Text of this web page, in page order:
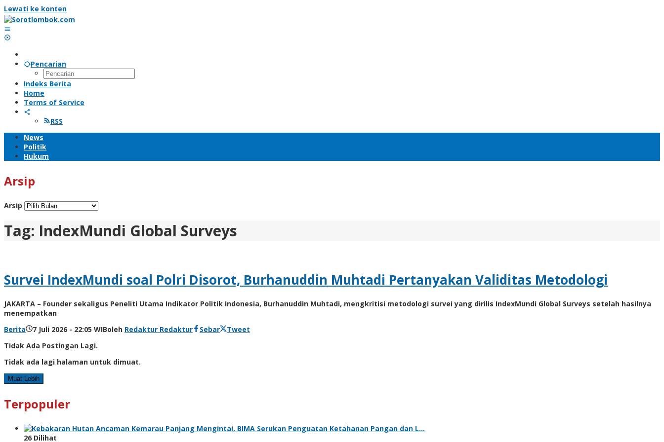
Lewati ke konten
Pencarian
Indeks Berita
Home
Terms of Service
RSS
News
Politik
Hukum
Arsip
Arsip
Tag: IndexMundi Global Surveys
Survei IndexMundi soal Polri Disorot, Burhanuddin Muhtadi Pertanyakan Validitas Metodologi
JAKARTA – Founder sekaligus Peneliti Utama Indikator Politik Indonesia, Burhanuddin Muhtadi, mengkritisi metodologi survei yang dirilis IndexMundi Global Surveys setelah hasilnya
menempatkan
Berita
7 Juli 2026 - 22:05 WIBoleh Redaktur Redaktur Sebar
Tweet
Tidak Ada Postingan Lagi.
Tidak ada lagi halaman untuk dimuat.
Muat Lebih
Terpopuler
Ancaman Kemarau Panjang Mengintai, BIMA Serukan Penguatan Ketahanan Pangan dan L…
26 Dilihat